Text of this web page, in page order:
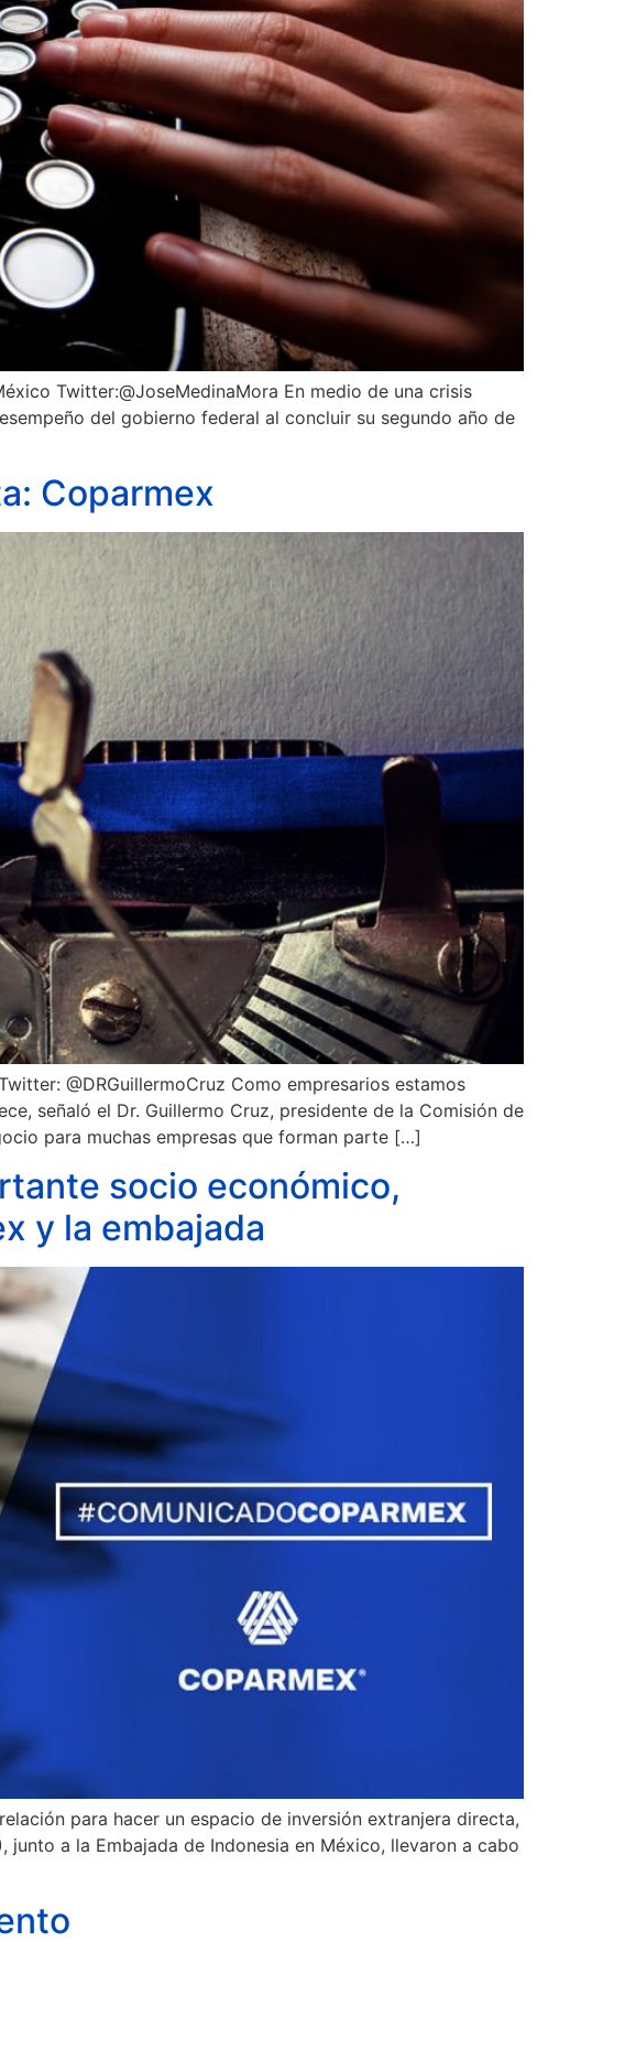
Twitter:@JoseMedinaMora En medio de una crisis
del gobierno federal al concluir su segundo año de
Coparmex
@DRGuillermoCruz Como empresarios estamos
señaló el Dr. Guillermo Cruz, presidente de la Comisión de
para muchas empresas que forman parte […]
socio económico,
y la embajada
para hacer un espacio de inversión extranjera directa,
junto a la Embajada de Indonesia en México, llevaron a cabo